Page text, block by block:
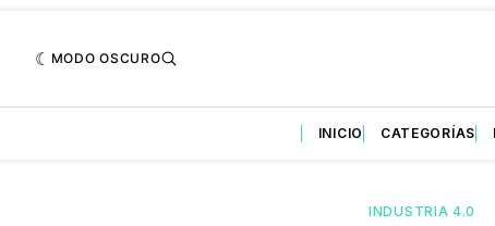
MODO OSCURO
INICIO CATEGORÍAS
INDUSTRIA 4.0